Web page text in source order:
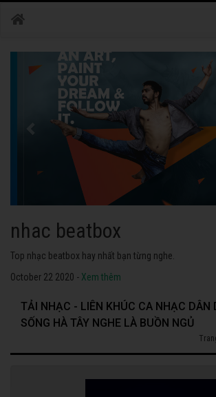
nhac dance
Những bài nhạc dance tuyển chọn 2020 hay nhất.
October 22 2020 - Xem thêm
TẢI NHẠC - LIÊN KHÚC CA NHẠC DÂN
SỐNG HÀ TÂY NGHE LÀ BUỒN NGỦ